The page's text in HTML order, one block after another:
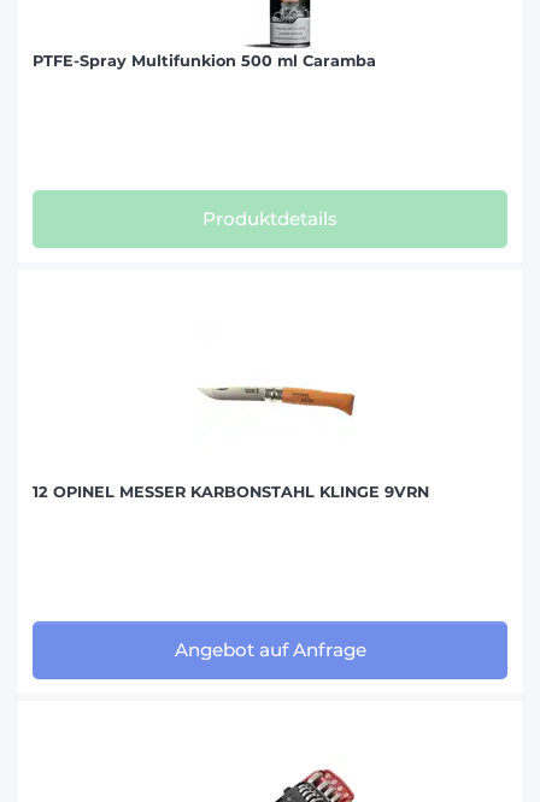
PTFE-Spray Multifunkion 500 ml Caramba
Produktdetails
12 OPINEL MESSER KARBONSTAHL KLINGE 9VRN
Angebot auf Anfrage